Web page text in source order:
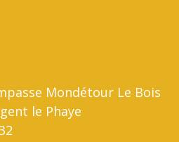
Mondétour Le Bois
le Phaye